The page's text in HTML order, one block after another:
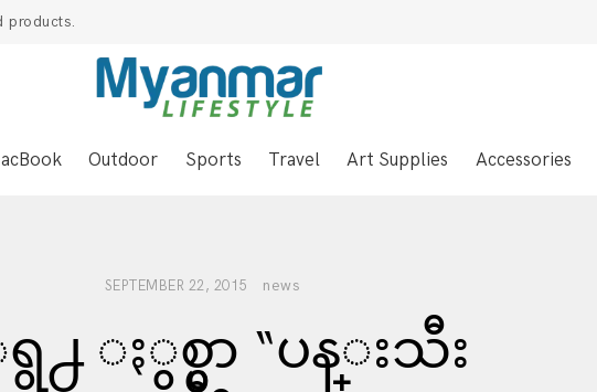
products.
Outdoor Sports Travel Art Supplies Accessories
SEPTEMBER 22, 2015 news
႕ ႏွစ္မွာ “ပန္းသီး